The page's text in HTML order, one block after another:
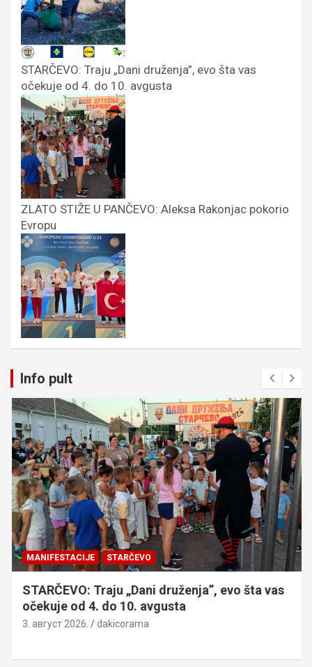
STARČEVO: Traju „Dani druženja”, evo šta vas
očekuje od 4. do 10. avgusta
ZLATO STIŽE U PANČEVO: Aleksa Rakonjac pokorio
Evropu
Info pult
MANIFESTACIJE STARČEVO
STARČEVO: Traju „Dani druženja”, evo šta vas
očekuje od 4. do 10. avgusta
3. август 2026. dakicorama